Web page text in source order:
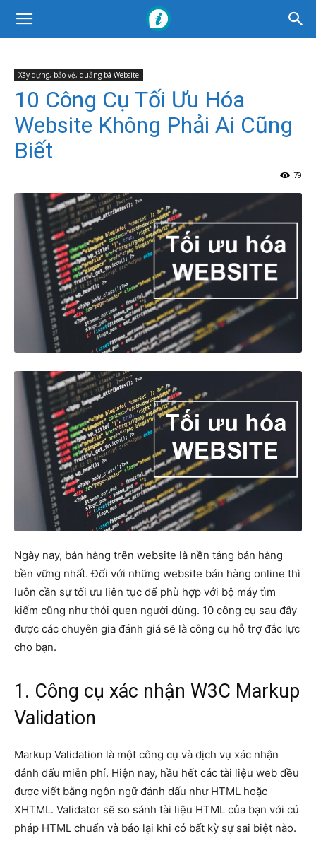
Xây dựng, bảo vệ, quảng bá Website
10 Công Cụ Tối Ưu Hóa
Website Không Phải Ai Cũng
Biết
79
Ngày nay, bán hàng trên website là nền tảng bán hàng
bền vững nhất. Đối với những website bán hàng online thì
luôn cần sự tối ưu liên tục để phù hợp với bộ máy tìm
kiếm cũng như thói quen người dùng. 10 công cụ sau đây
được các chuyên gia đánh giá sẽ là công cụ hỗ trợ đắc lực
cho bạn.
1. Công cụ xác nhận W3C Markup
Validation
Markup Validation là một công cụ và dịch vụ xác nhận
đánh dấu miễn phí. Hiện nay, hầu hết các tài liệu web đều
được viết bằng ngôn ngữ đánh dấu như HTML hoặc
XHTML. Validator sẽ so sánh tài liệu HTML của bạn với cú
pháp HTML chuẩn và báo lại khi có bất kỳ sự sai biệt nào.